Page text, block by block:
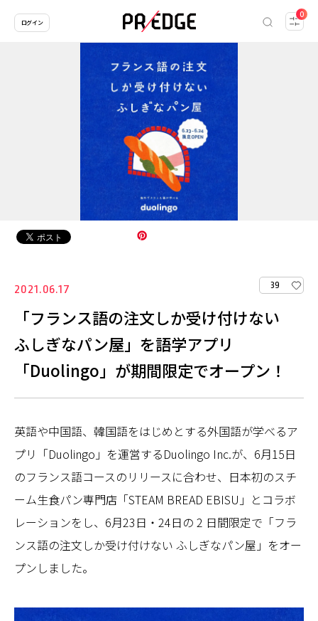
0
ログイン
2021.06.17 39
「フランス語の注文しか受け付けない
ふしぎなパン屋」を語学アプリ
「Duolingo」が期間限定でオープン！
英語や中国語、韓国語をはじめとする外国語が学べるア
プリ「Duolingo」を運営するDuolingo Inc.が、6月15日
のフランス語コースのリリースに合わせ、日本初のスチ
ーム生食パン専門店「STEAM BREAD EBISU」とコラボ
レーションをし、6月23日・24日の 2 日間限定で「フラ
ンス語の注文しか受け付けない ふしぎなパン屋」をオー
プンしました。